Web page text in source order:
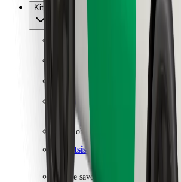
Kita
Paslaugų teikėjai
Saugumas
Automobilis atvyks per kelias minutes!
Atsisiųsti programėlę „Bolt“
Raskite savo mėgstamą maistą!